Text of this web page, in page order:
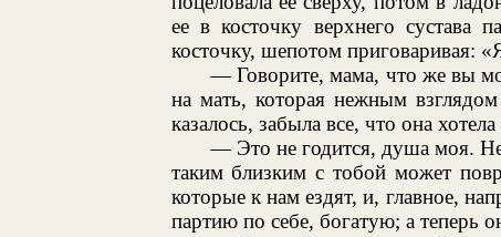
ее в косточку верхнего сустава
косточку, шепотом приговаривая:
— Говорите, мама, что же вы
на мать, которая нежным
казалось, забыла все, что она хотела
— Это не годится, душа моя. Не
таким близким с тобой может
которые к нам ездят, и, главное,
партию по себе, богатую; а теперь